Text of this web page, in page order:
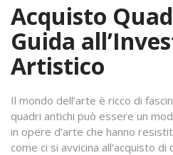
Acquisto
Guida
Artistico
Il mondo dell’arte è ricco di
quadri antichi può essere un
in opere d’arte che hanno
come ci si avvicina all’acquisto